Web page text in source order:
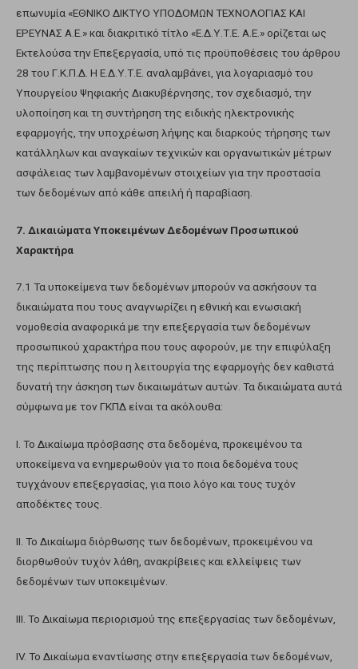
επωνυμία «ΕΘΝΙΚΟ ΔΙΚΤΥΟ ΥΠΟΔΟΜΩΝ ΤΕΧΝΟΛΟΓΙΑΣ ΚΑΙ
ΕΡΕΥΝΑΣ Α.Ε.» και διακριτικό τίτλο «Ε.Δ.Υ.Τ.Ε. Α.Ε.» ορίζεται ως
Εκτελούσα την Επεξεργασία, υπό τις προϋποθέσεις του άρθρου
28 του Γ.Κ.Π.Δ. Η Ε.Δ.Υ.Τ.Ε. αναλαμβάνει, για λογαριασμό του
Υπουργείου Ψηφιακής Διακυβέρνησης, τον σχεδιασμό, την
υλοποίηση και τη συντήρηση της ειδικής ηλεκτρονικής
εφαρμογής, την υποχρέωση λήψης και διαρκούς τήρησης των
κατάλληλων και αναγκαίων τεχνικών και οργανωτικών μέτρων
ασφάλειας των λαμβανομένων στοιχείων για την προστασία
των δεδομένων από κάθε απειλή ή παραβίαση.
7. Δικαιώματα Υποκειμένων Δεδομένων Προσωπικού
Χαρακτήρα
7.1 Τα υποκείμενα των δεδομένων μπορούν να ασκήσουν τα
δικαιώματα που τους αναγνωρίζει η εθνική και ενωσιακή
νομοθεσία αναφορικά με την επεξεργασία των δεδομένων
προσωπικού χαρακτήρα που τους αφορούν, με την επιφύλαξη
της περίπτωσης που η λειτουργία της εφαρμογής δεν καθιστά
δυνατή την άσκηση των δικαιωμάτων αυτών. Τα δικαιώματα αυτά
σύμφωνα με τον ΓΚΠΔ είναι τα ακόλουθα:
I. Το Δικαίωμα πρόσβασης στα δεδομένα, προκειμένου τα
υποκείμενα να ενημερωθούν για το ποια δεδομένα τους
τυγχάνουν επεξεργασίας, για ποιο λόγο και τους τυχόν
αποδέκτες τους.
II. Το Δικαίωμα διόρθωσης των δεδομένων, προκειμένου να
διορθωθούν τυχόν λάθη, ανακρίβειες και ελλείψεις των
δεδομένων των υποκειμένων.
III. Το Δικαίωμα περιορισμού της επεξεργασίας των δεδομένων,
IV. Το Δικαίωμα εναντίωσης στην επεξεργασία των δεδομένων,